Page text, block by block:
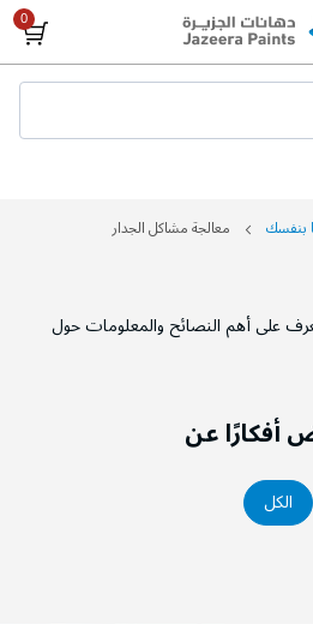
بنفسك معالجة مشاكل الجدار
على أهم النصائح والمعلومات حول
أفكارًا عن
الكل